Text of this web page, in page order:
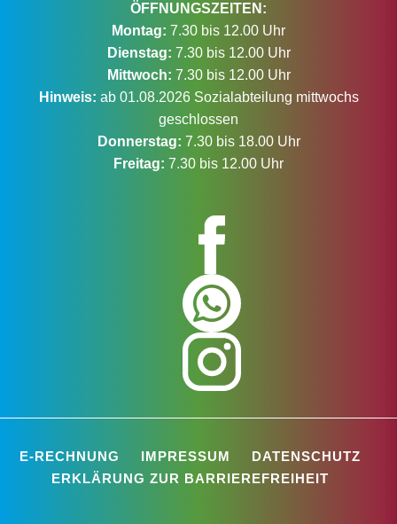
ÖFFNUNGSZEITEN:
Montag: 7.30 bis 12.00 Uhr
Dienstag: 7.30 bis 12.00 Uhr
Mittwoch: 7.30 bis 12.00 Uhr
Hinweis: ab 01.08.2026 Sozialabteilung mittwochs
geschlossen
Donnerstag: 7.30 bis 18.00 Uhr
Freitag: 7.30 bis 12.00 Uhr
E-RECHNUNG IMPRESSUM
DATENSCHUTZ
ERKLÄRUNG ZUR BARRIEREFREIHEIT